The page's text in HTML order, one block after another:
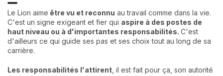
Le Lion aime être vu et reconnu au travail comme dans la vie.
C'est un signe exigeant et fier qui aspire à des postes de
haut niveau ou à d'importantes responsabilités. C'est
d'ailleurs ce qui guide ses pas et ses choix tout au long de sa
carrière.
Les responsabilités l'attirent , il est fait pour ça, son autorité